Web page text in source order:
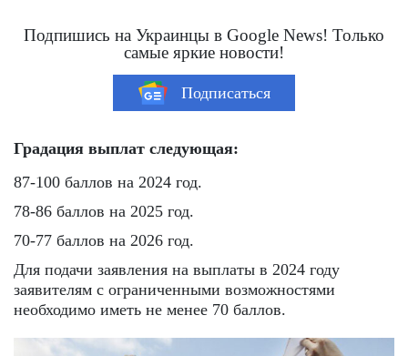
Подпишись на Украинцы в Google News! Только
самые яркие новости!
Подписаться
Градация выплат следующая:
87-100 баллов на 2024 год.
78-86 баллов на 2025 год.
70-77 баллов на 2026 год.
Для подачи заявления на выплаты в 2024 году
заявителям с ограниченными возможностями
необходимо иметь не менее 70 баллов.